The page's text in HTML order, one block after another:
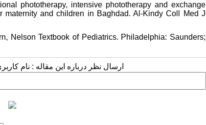
phototherapy, intensive phototherapy and exchange
and children in Baghdad. Al-Kindy Coll Med J
Nelson Textbook of Pediatrics. Philadelphia: Saunders;
ارسال نظر درباره این مقاله : نام